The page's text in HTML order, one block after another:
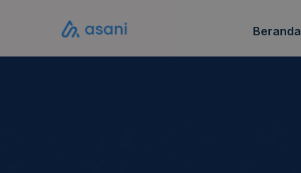
Beranda